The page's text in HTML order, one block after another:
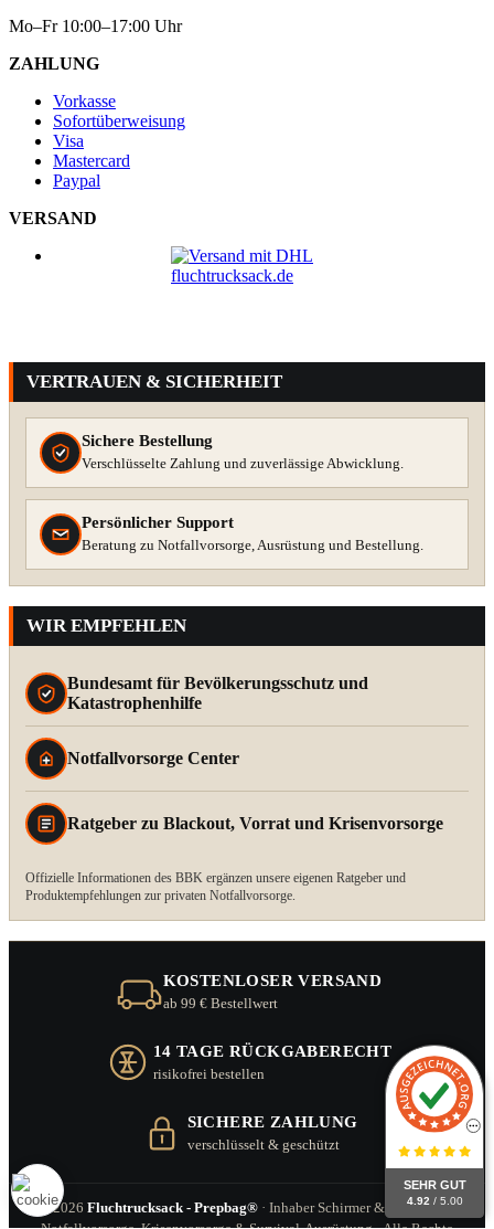
Mo–Fr 10:00–17:00 Uhr
ZAHLUNG
Vorkasse
Sofortüberweisung
Visa
Mastercard
Paypal
VERSAND
VERTRAUEN & SICHERHEIT
Sichere Bestellung
Verschlüsselte Zahlung und zuverlässige Abwicklung.
Persönlicher Support
Beratung zu Notfallvorsorge, Ausrüstung und Bestellung.
WIR EMPFEHLEN
Bundesamt für Bevölkerungsschutz und
Katastrophenhilfe
Notfallvorsorge Center
Ratgeber zu Blackout, Vorrat und Krisenvorsorge
Offizielle Informationen des BBK ergänzen unsere eigenen Ratgeber und
Produktempfehlungen zur privaten Notfallvorsorge.
SEHR GUT
4.92 / 5.00
KOSTENLOSER VERSAND
ab 99 € Bestellwert
14 TAGE RÜCKGABERECHT
risikofrei bestellen
SICHERE ZAHLUNG
verschlüsselt & geschützt
© 2026 Fluchtrucksack - Prepbag® · Inhaber Schirmer & Zitzl GbR ·